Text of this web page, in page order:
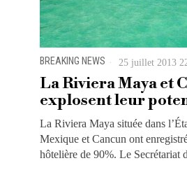
BREAKING NEWS 25 juillet 2013
La Riviera Maya et
explosent leur
La Riviera Maya située dans
Mexique et Cancun ont
hôtelière de 90%. Le Secrétariat